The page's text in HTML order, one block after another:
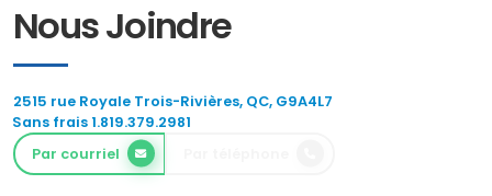
Nous Joindre
2515 rue Royale Trois-Rivières, QC, G9A4L7
Sans frais 1.819.379.2981
Par courriel